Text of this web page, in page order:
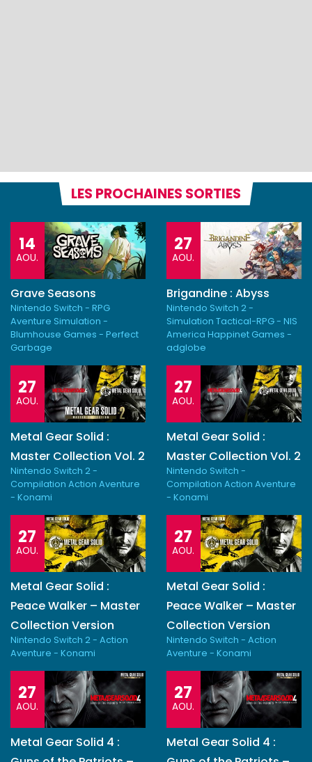
LES PROCHAINES SORTIES
14
AOU.
Grave Seasons
Nintendo Switch - RPG
Aventure Simulation -
Blumhouse Games - Perfect
Garbage
27
AOU.
Brigandine : Abyss
Nintendo Switch 2 -
Simulation Tactical-RPG - NIS
America Happinet Games -
adglobe
27
AOU.
Metal Gear Solid :
Master Collection Vol. 2
Nintendo Switch 2 -
Compilation Action Aventure
- Konami
27
AOU.
Metal Gear Solid :
Master Collection Vol. 2
Nintendo Switch -
Compilation Action Aventure
- Konami
27
AOU.
Metal Gear Solid :
Peace Walker – Master
Collection Version
Nintendo Switch 2 - Action
Aventure - Konami
27
AOU.
Metal Gear Solid :
Peace Walker – Master
Collection Version
Nintendo Switch - Action
Aventure - Konami
27
AOU.
Metal Gear Solid 4 :
27
AOU.
Metal Gear Solid 4 :